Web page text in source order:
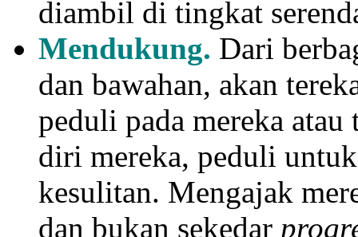
diambil di tingkat
Mendukung. Dari
dan bawahan, akan
peduli pada mereka
diri mereka, peduli
kesulitan. Mengajak
dan bukan sekedar